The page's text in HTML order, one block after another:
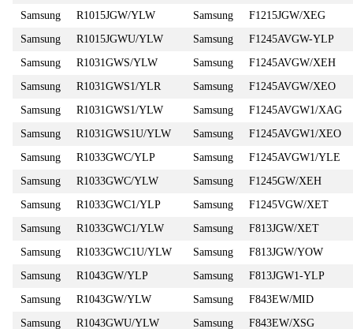
Samsung
R1015JGW/YLW Samsung
F1215JGW/XEG
Samsung
R1015JGWU/YLW Samsung
F1245AVGW-YLP
Samsung
R1031GWS/YLW Samsung
F1245AVGW/XEH
Samsung
R1031GWS1/YLR Samsung
F1245AVGW/XEO
Samsung
R1031GWS1/YLW Samsung
F1245AVGW1/XAG
Samsung
R1031GWS1U/YLW Samsung
F1245AVGW1/XEO
Samsung
R1033GWC/YLP Samsung
F1245AVGW1/YLE
Samsung
R1033GWC/YLW Samsung
F1245GW/XEH
Samsung
R1033GWC1/YLP Samsung
F1245VGW/XET
Samsung
R1033GWC1/YLW Samsung
F813JGW/XET
Samsung
R1033GWC1U/YLW Samsung
F813JGW/YOW
Samsung
R1043GW/YLP Samsung
F813JGW1-YLP
Samsung
R1043GW/YLW Samsung
F843EW/MID
Samsung
R1043GWU/YLW Samsung
F843EW/XSG